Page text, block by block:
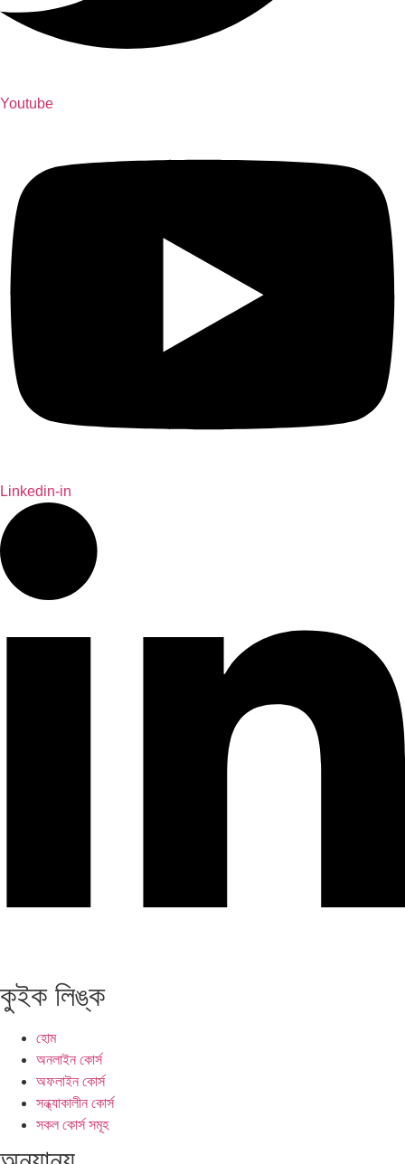
Youtube
Linkedin-in
কুইক লিঙ্ক
হোম
অনলাইন কোর্স
অফলাইন কোর্স
সন্ধ্যাকালীন কোর্স
সকল কোর্স সমূহ